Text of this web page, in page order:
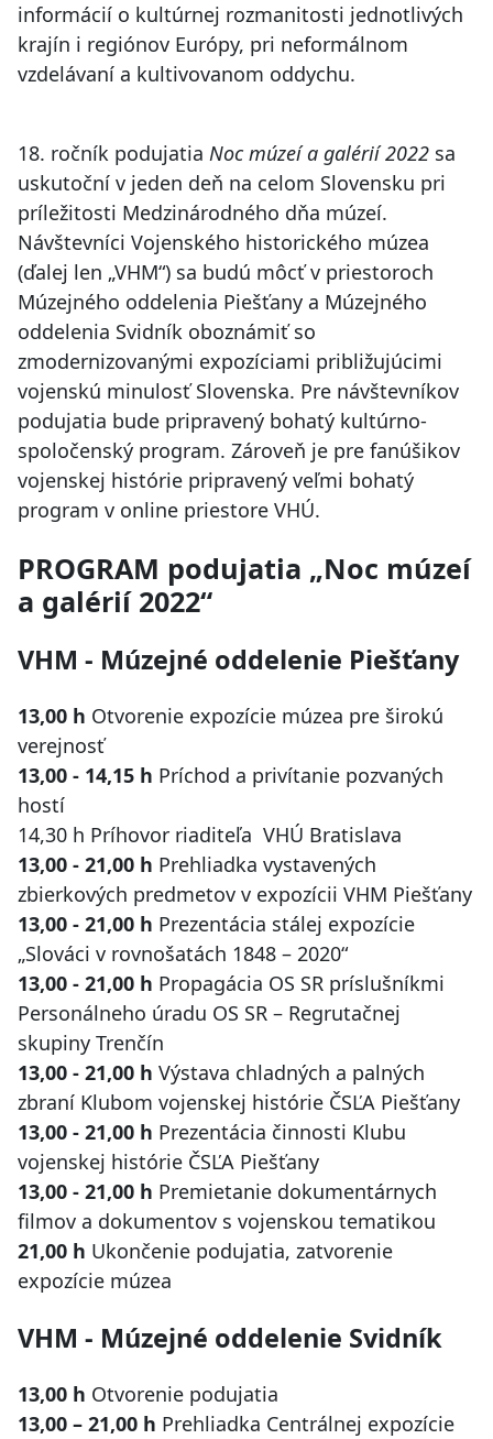
informácií o kultúrnej rozmanitosti jednotlivých
krajín i regiónov Európy, pri neformálnom
vzdelávaní a kultivovanom oddychu.
18. ročník podujatia Noc múzeí a galérií 2022 sa
uskutoční v jeden deň na celom Slovensku pri
príležitosti Medzinárodného dňa múzeí.
Návštevníci Vojenského historického múzea
(ďalej len „VHM“) sa budú môcť v priestoroch
Múzejného oddelenia Piešťany a Múzejného
oddelenia Svidník oboznámiť so
zmodernizovanými expozíciami približujúcimi
vojenskú minulosť Slovenska. Pre návštevníkov
podujatia bude pripravený bohatý kultúrno-
spoločenský program. Zároveň je pre fanúšikov
vojenskej histórie pripravený veľmi bohatý
program v online priestore VHÚ.
PROGRAM podujatia „Noc múzeí
a galérií 2022“
VHM - Múzejné oddelenie Piešťany
13,00 h Otvorenie expozície múzea pre širokú
verejnosť
13,00 - 14,15 h Príchod a privítanie pozvaných
hostí
14,30 h Príhovor riaditeľa VHÚ Bratislava
13,00 - 21,00 h Prehliadka vystavených
zbierkových predmetov v expozícii VHM Piešťany
13,00 - 21,00 h Prezentácia stálej expozície
„Slováci v rovnošatách 1848 – 2020“
13,00 - 21,00 h Propagácia OS SR príslušníkmi
Personálneho úradu OS SR – Regrutačnej
skupiny Trenčín
13,00 - 21,00 h Výstava chladných a palných
zbraní Klubom vojenskej histórie ČSĽA Piešťany
13,00 - 21,00 h Prezentácia činnosti Klubu
vojenskej histórie ČSĽA Piešťany
13,00 - 21,00 h Premietanie dokumentárnych
filmov a dokumentov s vojenskou tematikou
21,00 h Ukončenie podujatia, zatvorenie
expozície múzea
VHM - Múzejné oddelenie Svidník
13,00 h Otvorenie podujatia
13,00 – 21,00 h Prehliadka Centrálnej expozície